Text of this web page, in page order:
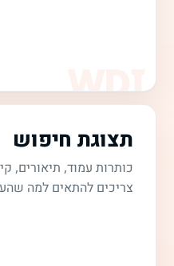
תצוגת חיפוש
כותרות עמוד, תיאורים,
צריכים להתאים למה